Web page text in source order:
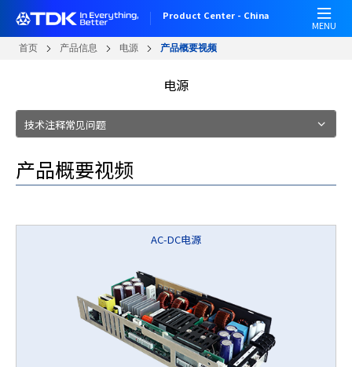
Product Center - China
MENU
首页 产品信息 电源 产品概要视频
电源
技术注释常见问题
产品概要视频
AC-DC电源